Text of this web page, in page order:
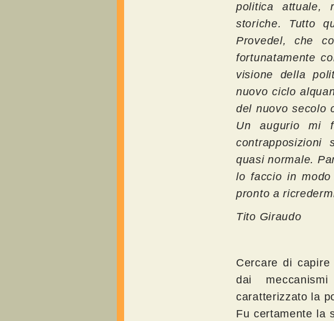
politica attuale,
storiche. Tutto
Provedel, che
fortunatamente
visione della
nuovo ciclo
del nuovo secolo
Un augurio mi
quasi normale.
lo faccio in modo
pronto a
Tito Giraudo
Cercare di
dai
caratterizzato la
Fu certamente la